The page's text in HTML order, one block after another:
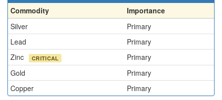
Commodity
Importance
Silver
Primary
Lead
Primary
Zinc
CRITICAL
Primary
Gold
Primary
Copper
Primary